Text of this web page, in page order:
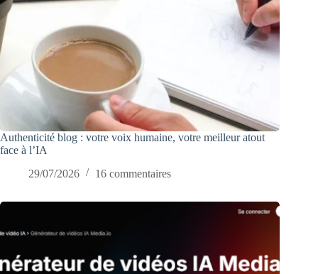
Authenticité blog : votre voix humaine, votre meilleur atout
face à l’IA
29/07/2026
16 commentaires